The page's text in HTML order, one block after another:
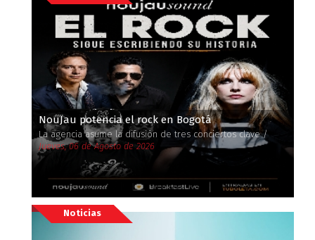
NouJau potencia el rock en Bogotá
La agencia asume la difusión de tres conciertos clave /
Jueves, 06 de Agosto de 2026
Noticias